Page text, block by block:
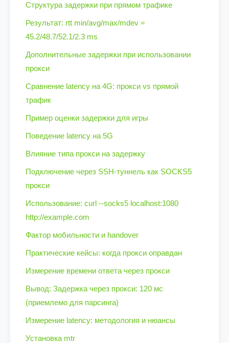
Структура задержки при прямом трафике
Результат: rtt min/avg/max/mdev =
45.2/48.7/52.1/2.3 ms
Дополнительные задержки при использовании
прокси
Сравнение latency на 4G: прокси vs прямой
трафик
Пример оценки задержки для игры
Поведение latency на 5G
Влияние типа прокси на задержку
Подключение через SSH-туннель как SOCKS5
прокси
Использование: curl --socks5 localhost:1080
http://example.com
Фактор мобильности и handover
Практические кейсы: когда прокси оправдан
Измерение времени ответа через прокси
Вывод: Задержка через прокси: 120 мс
(приемлемо для парсинга)
Измерение latency: методология и нюансы
Установка mtr